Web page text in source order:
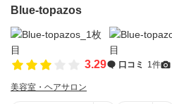
Blue-topazos
3.29 口コミ 1件
美容室・ヘアサロン